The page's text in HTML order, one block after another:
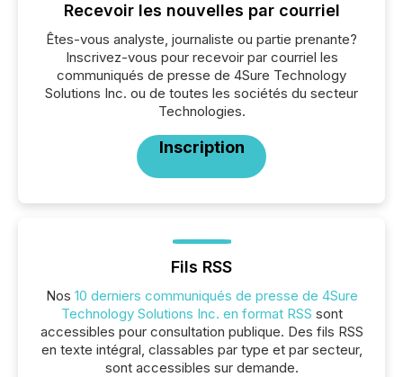
Recevoir les nouvelles par courriel
Êtes-vous analyste, journaliste ou partie prenante?
Inscrivez-vous pour recevoir par courriel les
communiqués de presse de 4Sure Technology
Solutions Inc. ou de toutes les sociétés du secteur
Technologies.
Inscription
Fils RSS
Nos 10 derniers communiqués de presse de 4Sure
Technology Solutions Inc. en format RSS sont
accessibles pour consultation publique. Des fils RSS
en texte intégral, classables par type et par secteur,
sont accessibles sur demande.